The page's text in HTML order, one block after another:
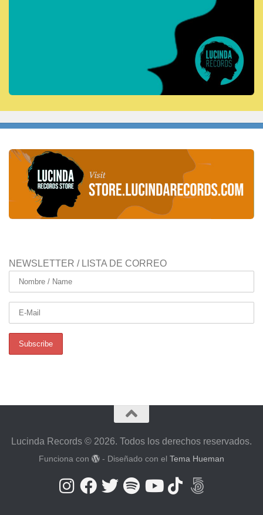
NEWSLETTER / LISTA DE CORREO
Lucinda Records © 2026. Todos los derechos reservados.
Funciona con - Diseñado con el Tema Hueman